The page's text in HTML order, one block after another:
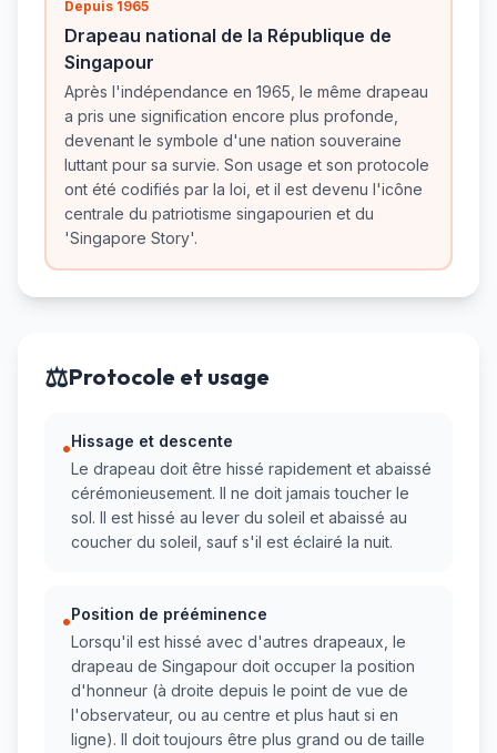
Depuis 1965
Drapeau national de la République de
Singapour
Après l'indépendance en 1965, le même drapeau
a pris une signification encore plus profonde,
devenant le symbole d'une nation souveraine
luttant pour sa survie. Son usage et son protocole
ont été codifiés par la loi, et il est devenu l'icône
centrale du patriotisme singapourien et du
'Singapore Story'.
⚖️Protocole et usage
•Hissage et descente
Le drapeau doit être hissé rapidement et abaissé
cérémonieusement. Il ne doit jamais toucher le
sol. Il est hissé au lever du soleil et abaissé au
coucher du soleil, sauf s'il est éclairé la nuit.
•Position de prééminence
Lorsqu'il est hissé avec d'autres drapeaux, le
drapeau de Singapour doit occuper la position
d'honneur (à droite depuis le point de vue de
l'observateur, ou au centre et plus haut si en
ligne). Il doit toujours être plus grand ou de taille